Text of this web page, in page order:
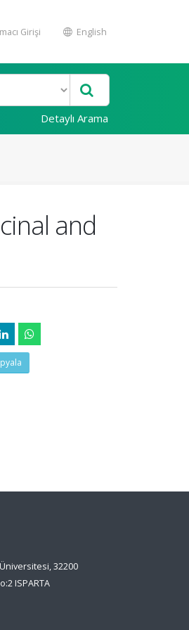
Girişi English
Detaylı Arama
and
32200
ISPARTA